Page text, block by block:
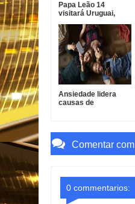
Papa Leão 14
visitará Uruguai,
novembro
Ansiedade lidera
causas de
Comentar com
0 commentarios: